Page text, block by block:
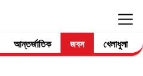
আন্তর্জাতিক জবস খেলাধুলা